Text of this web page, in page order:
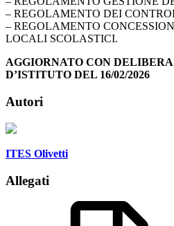
– REGOLAMENTO DEI
– REGOLAMENTO
LOCALI SCOLASTICI.
AGGIORNATO CON
D’ISTITUTO DEL 16/02/2026
Autori
ITES Olivetti
Allegati